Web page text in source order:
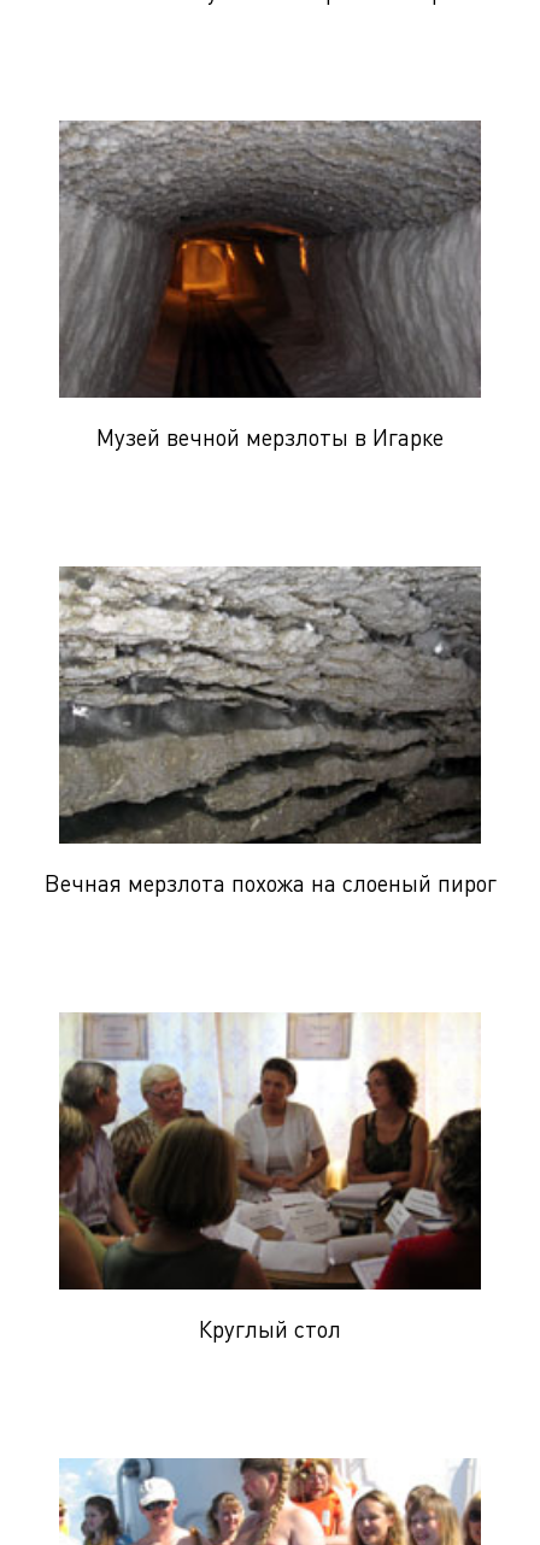
Музей вечной мерзлоты в Игарке
Вечная мерзлота похожа на слоеный пирог
Круглый стол